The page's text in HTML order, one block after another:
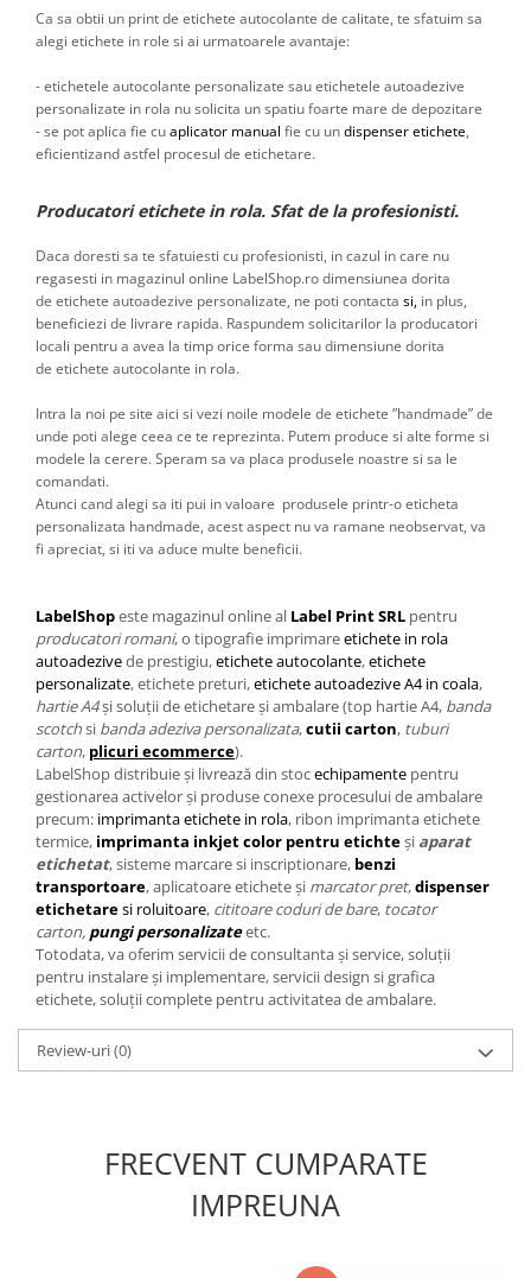
Ca sa obtii un print de etichete autocolante de calitate, te sfatuim sa
alegi etichete in role si ai urmatoarele avantaje:
- etichetele autocolante personalizate sau etichetele autoadezive
personalizate in rola nu solicita un spatiu foarte mare de depozitare
- se pot aplica fie cuaplicator manual fie cu undispenser etichete,
eficientizand astfel procesul de etichetare.
Producatori etichete in rola. Sfat de la profesionisti.
Daca doresti sa te sfatuiesti cu profesionisti, in cazul in care nu
regasesti in magazinul online LabelShop.ro dimensiunea dorita
de etichete autoadezive personalizate, ne poti contacta si, in plus,
beneficiezi de livrare rapida. Raspundem solicitarilor la producatori
locali pentru a avea la timp orice forma sau dimensiune dorita
de etichete autocolante in rola.
Intra la noi pe site aici si vezi noile modele de etichete ”handmade” de
unde poti alege ceea ce te reprezinta. Putem produce si alte forme si
modele la cerere. Speram sa va placa produsele noastre si sa le
comandati.
Atunci cand alegi sa iti pui in valoare produsele printr-o eticheta
personalizata handmade, acest aspect nu va ramane neobservat, va
fi apreciat, si iti va aduce multe beneficii.
LabelShopeste magazinul online al Label Print SRL pentru
producatori romani, o tipografie imprimareetichete in rola
autoadezivede prestigiu,etichete autocolante,etichete
personalizate, etichete preturi,etichete autoadezive A4 in coala,
hartie A4și soluții de etichetare și ambalare (top hartie A4, banda
scotchsi banda adeziva personalizata,cutii carton, tuburi
carton, plicuri ecommerce).
LabelShop distribuie și livrează din stocechipamente pentru
gestionarea activelor și produse conexe procesului de ambalare
precum: imprimanta etichete in rola, ribon imprimanta etichete
termice, imprimanta inkjet color pentru etichteși aparat
etichetat, sisteme marcare si inscriptionare, benzi
transportoare, aplicatoare etichete și marcator pret,dispenser
etichetaresi roluitoare, cititoare coduri de bare, tocator
carton, pungi personalizateetc.
Totodata, va oferim servicii de consultanta și service, soluții
pentru instalare și implementare, servicii design si grafica
etichete, soluții complete pentru activitatea de ambalare.
Review-uri(0)
FRECVENT CUMPARATE
IMPREUNA